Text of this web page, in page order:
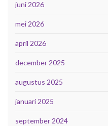
juni 2026
mei 2026
april 2026
december 2025
augustus 2025
januari 2025
september 2024